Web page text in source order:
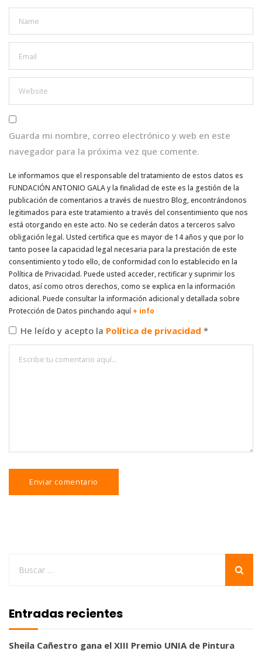
Guarda mi nombre, correo electrónico y web en este
navegador para la próxima vez que comente.
Le informamos que el responsable del tratamiento de estos datos es
FUNDACIÓN ANTONIO GALA y la finalidad de este es la gestión de la
publicación de comentarios a través de nuestro Blog, encontrándonos
legitimados para este tratamiento a través del consentimiento que nos
está otorgando en este acto. No se cederán datos a terceros salvo
obligación legal. Usted certifica que es mayor de 14 años y que por lo
tanto posee la capacidad legal necesaria para la prestación de este
consentimiento y todo ello, de conformidad con lo establecido en la
Política de Privacidad. Puede usted acceder, rectificar y suprimir los
datos, así como otros derechos, como se explica en la información
adicional. Puede consultar la información adicional y detallada sobre
Protección de Datos pinchando aquí + info
He leído y acepto la Política de privacidad *
Entradas recientes
Sheila Cañestro gana el XIII Premio UNIA de Pintura